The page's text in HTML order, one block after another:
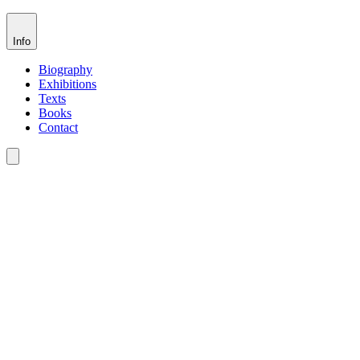
Info
Biography
Exhibitions
Texts
Books
Contact